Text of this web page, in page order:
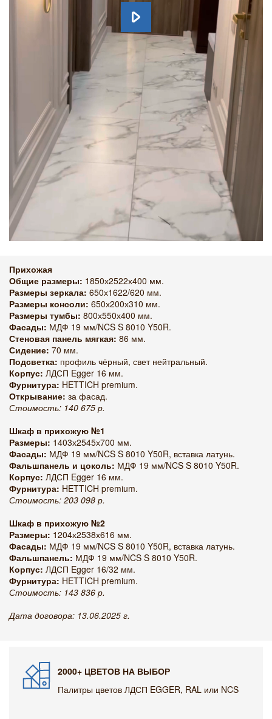
Прихожая
Общие размеры: 1850х2522х400 мм.
Размеры зеркала: 650х1622/620 мм.
Размеры консоли: 650х200х310 мм.
Размеры тумбы: 800х550х400 мм.
Фасады: МДФ 19 мм/NCS S 8010 Y50R.
Стеновая панель мягкая: 86 мм.
Сидение: 70 мм.
Подсветка: профиль чёрный, свет нейтральный.
Корпус: ЛДСП Egger 16 мм.
Фурнитура: HETTICH premium.
Открывание: за фасад.
Стоимость: 140 675 р.
Шкаф в прихожую №1
Размеры: 1403х2545х700 мм.
Фасады: МДФ 19 мм/NCS S 8010 Y50R, вставка латунь.
Фальшпанель и цоколь: МДФ 19 мм/NCS S 8010 Y50R.
Корпус: ЛДСП Egger 16 мм.
Фурнитура: HETTICH premium.
Стоимость: 203 098 р.
Шкаф в прихожую №2
Размеры: 1204х2538х616 мм.
Фасады: МДФ 19 мм/NCS S 8010 Y50R, вставка латунь.
Фальшпанель: МДФ 19 мм/NCS S 8010 Y50R.
Корпус: ЛДСП Egger 16/32 мм.
Фурнитура: HETTICH premium.
Стоимость: 143 836 р.
Дата договора: 13.06.2025 г.
2000+ ЦВЕТОВ НА ВЫБОР
Палитры цветов ЛДСП EGGER, RAL или NCS